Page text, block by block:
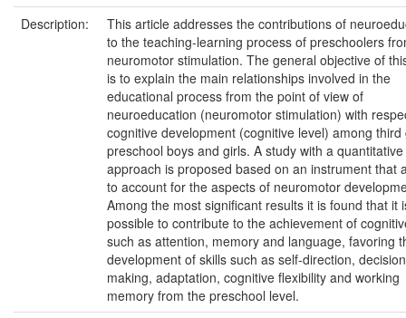
Description:
This article addresses the contributions of
to the teaching-learning process of preschoolers
neuromotor stimulation. The general objective of
is to explain the main relationships involved in the
educational process from the point of view of
neuroeducation (neuromotor stimulation) with
cognitive development (cognitive level) among third
preschool boys and girls. A study with a quantitative
approach is proposed based on an instrument that
to account for the aspects of neuromotor
Among the most significant results it is found that it
possible to contribute to the achievement of
such as attention, memory and language, favoring
development of skills such as self-direction,
making, adaptation, cognitive flexibility and working
memory from the preschool level.